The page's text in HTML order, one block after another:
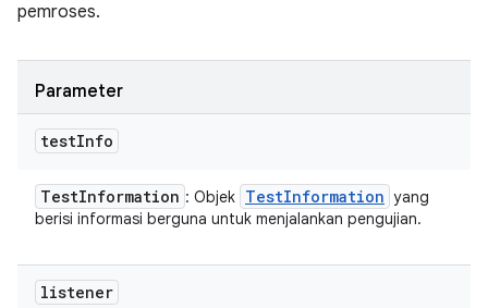
pemroses.
Parameter
testInfo
TestInformation : Objek TestInformation yang
berisi informasi berguna untuk menjalankan pengujian.
listener